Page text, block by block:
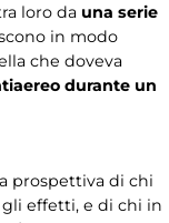
loro da una serie
in modo
che doveva
durante un
prospettiva di chi
effetti, e di chi in